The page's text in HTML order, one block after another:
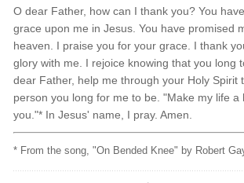
O dear Father, how can I thank you? You
grace upon me in Jesus. You have promised
heaven. I praise you for your grace. I thank
glory with me. I rejoice knowing that you long
dear Father, help me through your Holy Spirit
person you long for me to be. "Make my life a
you."* In Jesus' name, I pray. Amen.
* From the song, "On Bended Knee" by Robert